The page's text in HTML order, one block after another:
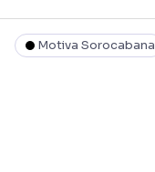
Motiva Sorocabana